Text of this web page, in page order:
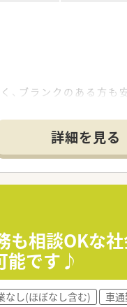
ブランクのある方も
間を超えて協力し合い
業務内容となります。
れますので、在庫管
てお勤めされたい方
お探しの方
詳細を見る
も相談OK
能です♪
なし(ほぼなし含む) 車